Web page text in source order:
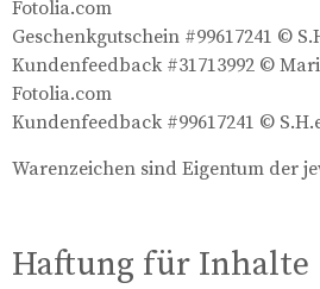
Fotolia.com
Geschenkgutschein #99617241 ©
Kundenfeedback #31713992 ©
Fotolia.com
Kundenfeedback #99617241 ©
Warenzeichen sind Eigentum der
Haftung für Inhalte